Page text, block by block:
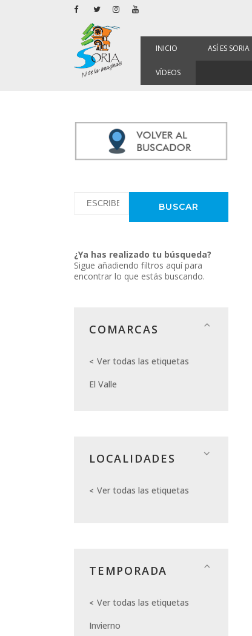
INICIO ASÍ ES SORIA
VÍDEOS
¿Ya has realizado tu búsqueda?
Sigue añadiendo filtros aquí para
encontrar lo que estás buscando.
COMARCAS
Ver todas las etiquetas
El Valle
LOCALIDADES
Ver todas las etiquetas
TEMPORADA
Ver todas las etiquetas
Invierno